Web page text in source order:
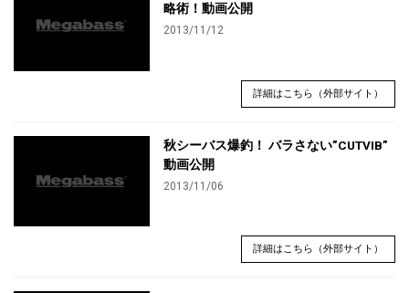
略術！動画公開
2013/11/12
詳細はこちら（外部サイト）
秋シーバス爆釣！ バラさない”CUTVIB”
動画公開
2013/11/06
詳細はこちら（外部サイト）